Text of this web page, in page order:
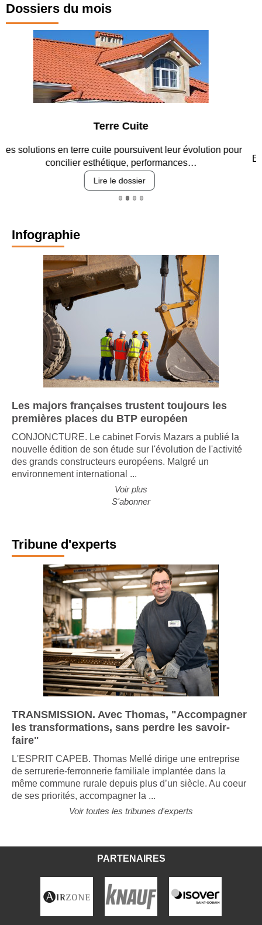
Dossiers du mois
Entre circulation, sécurisation des accès, durabilité des
revêtements et intégration…
Lire le dossier
Infographie
Les majors françaises trustent toujours les
premières places du BTP européen
CONJONCTURE. Le cabinet Forvis Mazars a publié la
nouvelle édition de son étude sur l'évolution de l'activité
des grands constructeurs européens. Malgré un
Voir plus
Tribune d'experts
TRANSMISSION. Avec Thomas, "Accompagner
les transformations, sans perdre les savoir-
L'ESPRIT CAPEB. Thomas Mellé dirige une entreprise
de serrurerie-ferronnerie familiale implantée dans la
même commune rurale depuis plus d’un siècle. Au coeur